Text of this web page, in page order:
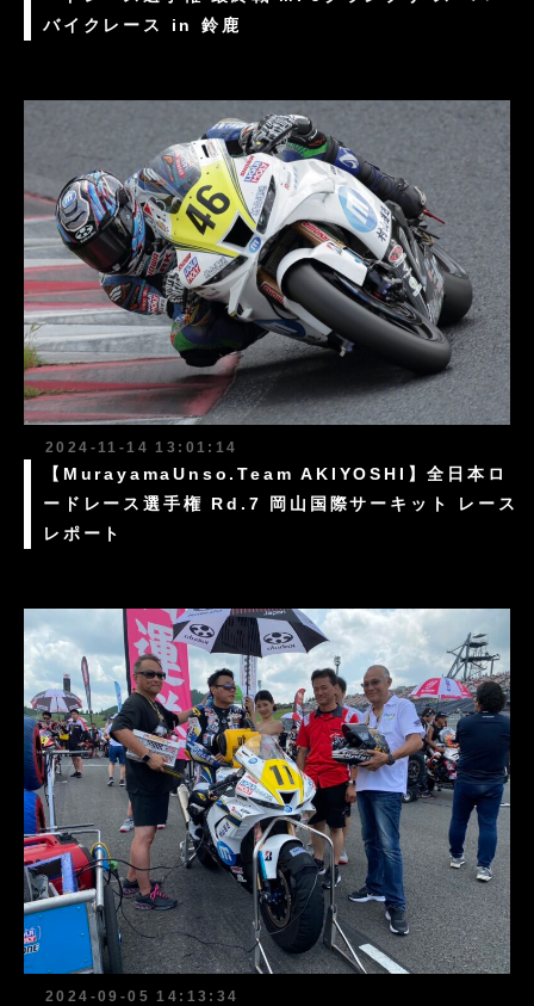
バイクレース in 鈴鹿
2024-11-14 13:01:14
【MurayamaUnso.Team AKIYOSHI】全日本ロ
ードレース選手権 Rd.7 岡山国際サーキット レース
レポート
2024-09-05 14:13:34